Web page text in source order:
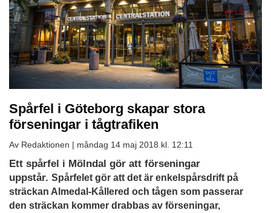
Spårfel i Göteborg skapar stora
förseningar i tågtrafiken
Av Redaktionen | måndag 14 maj 2018 kl. 12:11
Ett spårfel i Mölndal gör att förseningar
uppstår. Spårfelet gör att det är enkelspårsdrift på
sträckan Almedal-Kållered och tågen som passerar
den sträckan kommer drabbas av förseningar,